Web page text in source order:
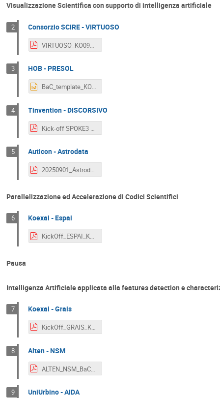
Visualizzazione Scientifica con supporto di intelligenza artificiale
2 Consorzio SCIRE - VIRTUOSO
VIRTUOSO_KO09012025.pdf
3 HOB - PRESOL
BaC_template_KO_EN_HoB-Presol.pptx
4 Tinvention - DISCORSIVO
Kick-off SPOKE3 1-E DiscorsIVO.pdf
5 Auticon - Astrodata
20250901_Astrodata_spoke_kickoff.pdf
Parallelizzazione ed Accelerazione di Codici Scientifici
6 Koexai - Espai
KickOff_ESPAI_Koexai.pdf
Pausa
Intelligenza Artificiale applicata alla features detection e
7 Koexai - Grais
KickOff_GRAIS_Koexai.pdf
8 Alten - NSM
ALTEN_NSM_BaC_KO.pdf
9 UniUrbino - AIDA